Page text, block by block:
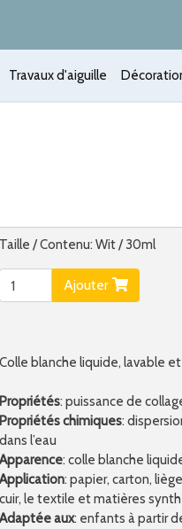
Travaux d'aiguille
Taille / Contenu: Wit / 30ml
Ajouter
Colle blanche liquide, lavable et
Propriétés: puissance de
Propriétés chimiques:
dans l’eau
: colle blanche
: papier, carton,
cuir, le textile et matières
aux: enfants à partir